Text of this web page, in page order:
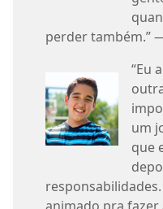
perder também.”
“Eu
um
que
animado pra fazer